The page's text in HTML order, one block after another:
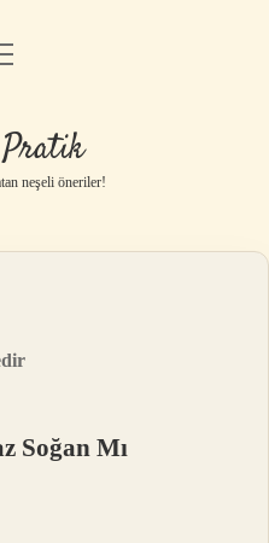
Pratik
neşeli öneriler!
Soğan Mı